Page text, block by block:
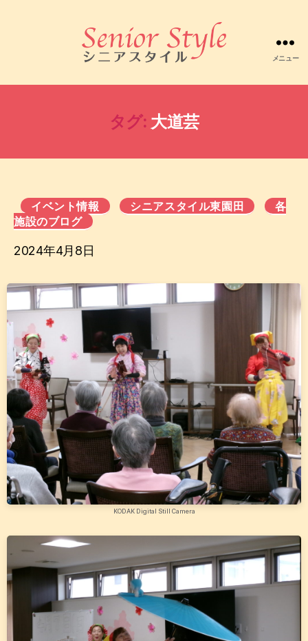
式
社
シ
ア
イ
メニュー
タグ: 大道芸
イベント情報 シニアスタイル東園田
各
施設のブログ
2024年4月8日
KODAK Digital Still Camera